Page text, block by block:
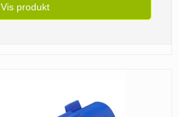
Vis produkt